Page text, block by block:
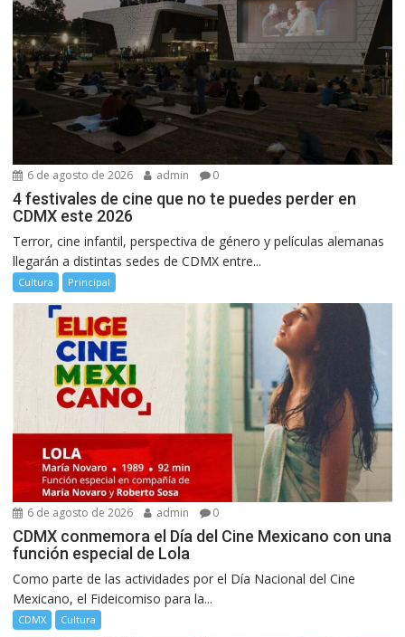
6 de agosto de 2026 admin 0
4 festivales de cine que no te puedes perder en
CDMX este 2026
Terror, cine infantil, perspectiva de género y películas alemanas
llegarán a distintas sedes de CDMX entre...
Cultura Principal
6 de agosto de 2026 admin 0
CDMX conmemora el Día del Cine Mexicano con una
función especial de Lola
Como parte de las actividades por el Día Nacional del Cine
Mexicano, el Fideicomiso para la...
CDMX Cultura